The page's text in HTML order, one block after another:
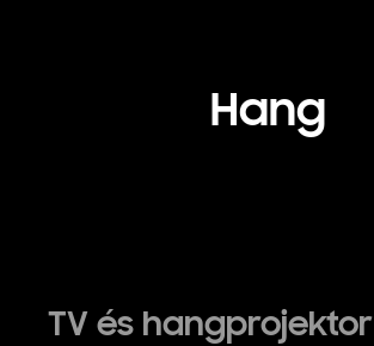
Hang
TV és hangprojektor